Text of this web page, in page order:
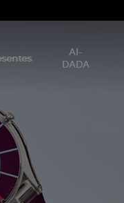
AI-
DADA